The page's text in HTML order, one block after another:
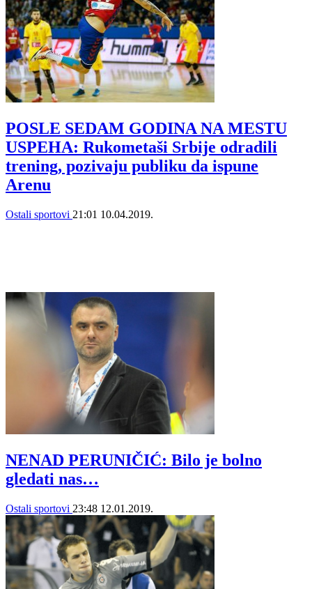
POSLE SEDAM GODINA NA MESTU
USPEHA: Rukometaši Srbije odradili
trening, pozivaju publiku da ispune
Arenu
Ostali sportovi 21:01 10.04.2019.
NENAD PERUNIČIĆ: Bilo je bolno
gledati nas…
Ostali sportovi 23:48 12.01.2019.